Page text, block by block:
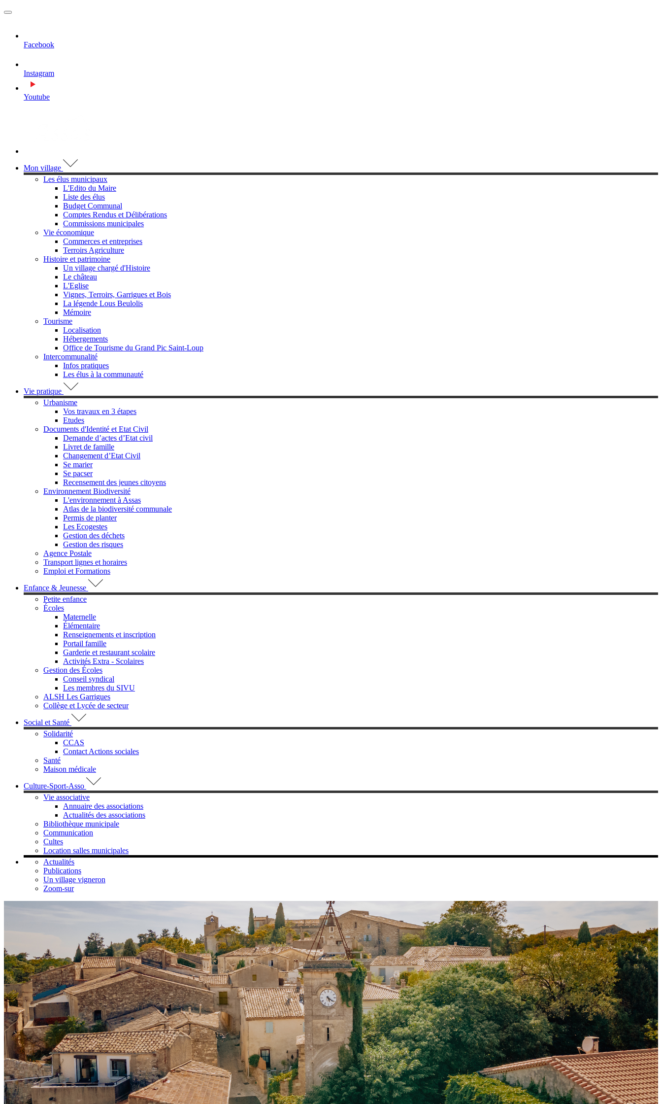
MENU
Facebook
Instagram
Youtube
Mon village
Les élus municipaux
L'Edito du Maire
Liste des élus
Budget Communal
Comptes Rendus et Délibérations
Commissions municipales
Vie économique
Commerces et entreprises
Terroirs Agriculture
Histoire et patrimoine
Un village chargé d'Histoire
Le château
L'Eglise
Vignes, Terroirs, Garrigues et Bois
La légende Lous Beulolis
Mémoire
Tourisme
Localisation
Hébergements
Office de Tourisme du Grand Pic Saint-Loup
Intercommunalité
Infos pratiques
Les élus à la communauté
Vie pratique
Urbanisme
Vos travaux en 3 étapes
Etudes
Documents d'Identité et Etat Civil
Demande d’actes d’Etat civil
Livret de famille
Changement d’Etat Civil
Se marier
Se pacser
Recensement des jeunes citoyens
Environnement Biodiversité
L'environnement à Assas
Atlas de la biodiversité communale
Permis de planter
Les Ecogestes
Gestion des déchets
Gestion des risques
Agence Postale
Transport lignes et horaires
Emploi et Formations
Enfance & Jeunesse
Petite enfance
Écoles
Maternelle
Élémentaire
Renseignements et inscription
Portail famille
Garderie et restaurant scolaire
Activités Extra - Scolaires
Gestion des Écoles
Conseil syndical
Les membres du SIVU
ALSH Les Garrigues
Collège et Lycée de secteur
Social et Santé
Solidarité
CCAS
Contact Actions sociales
Santé
Maison médicale
Culture-Sport-Asso
Vie associative
Annuaire des associations
Actualités des associations
Bibliothèque municipale
Communication
Cultes
Location salles municipales
Actualités
Publications
Un village vigneron
Zoom-sur